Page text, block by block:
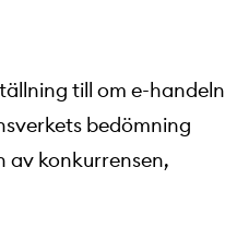
till om e-handeln
bedömning
konkurrensen,